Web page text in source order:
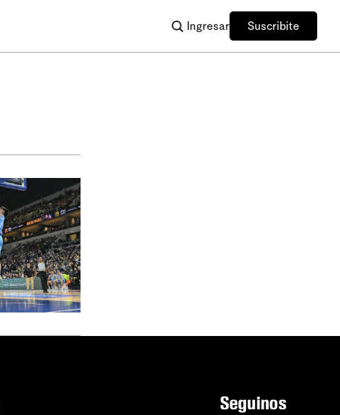
Ingresar Suscribite
Seguinos